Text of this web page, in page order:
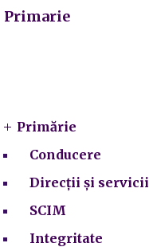
Primarie
Primărie
Conducere
Direcții și servicii
SCIM
Integritate